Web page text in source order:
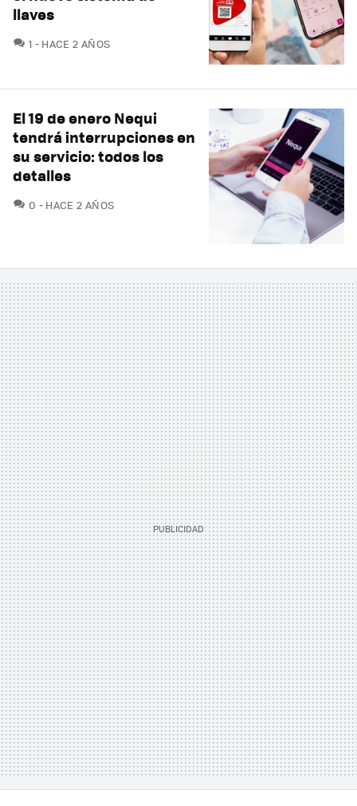
llaves
1 COMENTARIOS
HACE 2 AÑOS
El 19 de enero Nequi
tendrá interrupciones en
su servicio: todos los
detalles
0 COMENTARIOS
HACE 2 AÑOS